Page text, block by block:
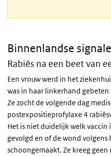
Binnenlandse
Rabiës na een beet van
Een vrouw werd in het
was in haar linkerhand
Ze zocht de volgende dag
postexpositieprofylaxe 4
Het is niet duidelijk welk vaccin
gevolgd en of de wond volgens
schoongemaakt. Ze kreeg